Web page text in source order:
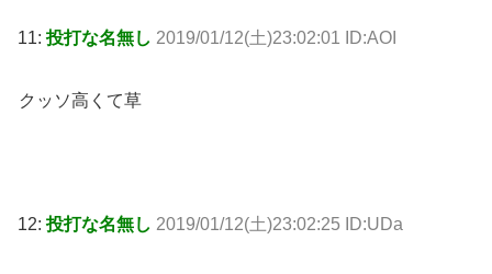
11:投打な名無し 2019/01/12(土)23:02:01 ID:AOI
クッソ高くて草
12:投打な名無し 2019/01/12(土)23:02:25 ID:UDa